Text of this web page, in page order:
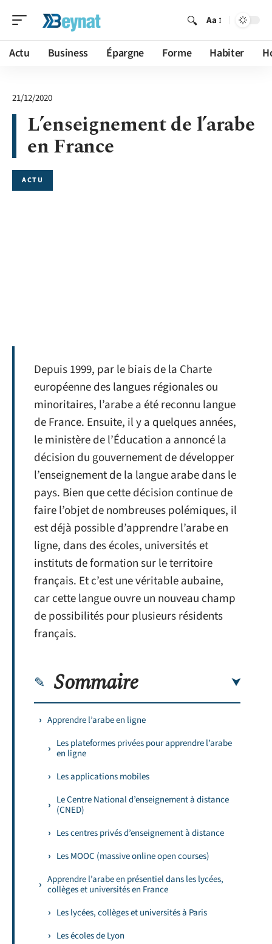
Aa
Actu Business Épargne Forme Habiter
21/12/2020
L’enseignement de l’arabe
en France
ACTU
Depuis 1999, par le biais de la Charte
européenne des langues régionales ou
minoritaires, l’arabe a été reconnu langue
de France. Ensuite, il y a quelques années,
le ministère de l’Éducation a annoncé la
décision du gouvernement de développer
l’enseignement de la langue arabe dans le
pays. Bien que cette décision continue de
faire l’objet de nombreuses polémiques, il
est déjà possible d’apprendre l’arabe en
ligne, dans des écoles, universités et
instituts de formation sur le territoire
français. Et c’est une véritable aubaine,
car cette langue ouvre un nouveau champ
de possibilités pour plusieurs résidents
français.
Sommaire
Apprendre l’arabe en ligne
Les plateformes privées pour apprendre l’arabe
en ligne
Les applications mobiles
Le Centre National d’enseignement à distance
(CNED)
Les centres privés d’enseignement à distance
Les MOOC (massive online open courses)
Apprendre l’arabe en présentiel dans les lycées,
collèges et universités en France
Les lycées, collèges et universités à Paris
Les écoles de Lyon